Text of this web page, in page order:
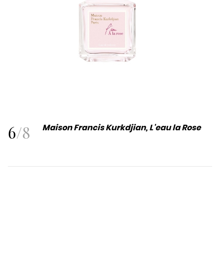
6/8 Maison Francis Kurkdjian, L'eau la Rose